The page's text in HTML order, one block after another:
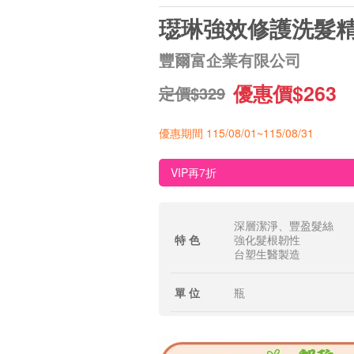
璱琳強效修護洗髮
豐爾富企業有限公司
定價$329 優惠價$263
優惠期間 115/08/01~115/08/31
VIP再7折
特 色
深層潔淨、豐盈髮絲
強化髮根韌性
台塑生醫製造
單 位 瓶